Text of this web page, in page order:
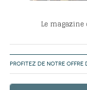
Le
PROFITEZ DE NOTRE OFFRE